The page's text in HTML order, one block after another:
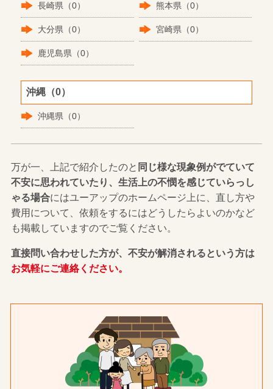
長崎県（0） 熊本県（0）
大分県（0） 宮崎県（0）
鹿児島県（0）
沖縄（0）
沖縄県（0）
万が一、上記で紹介したのと 同じ様な現象例がでていて
不安に思われていたり、生活上の不憫を感じていらっし
ゃる場合にはユーアップのホームページ上に、直し方や
費用について、依頼をするにはどうしたらよいのかなど
も掲載していますのでご覧ください。
直接問い合わせした方が、不安が解消されるという方は
お気軽にご連絡ください。